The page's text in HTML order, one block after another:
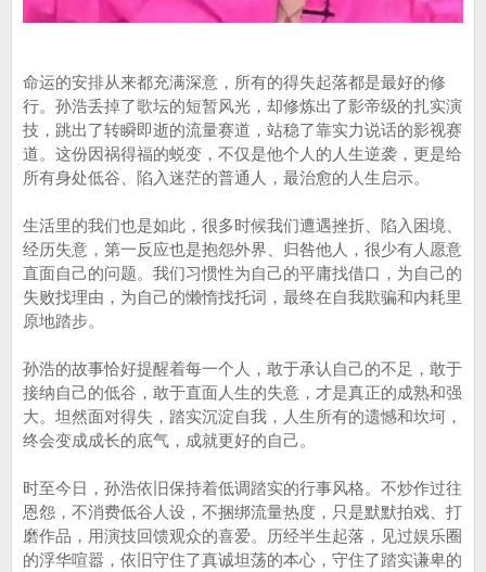
命运的安排从来都充满深意，所有的得失起落都是最好的修
行。孙浩丢掉了歌坛的短暂风光，却修炼出了影帝级的扎实演
技，跳出了转瞬即逝的流量赛道，站稳了靠实力说话的影视赛
道。这份因祸得福的蜕变，不仅是他个人的人生逆袭，更是给
所有身处低谷、陷入迷茫的普通人，最治愈的人生启示。
生活里的我们也是如此，很多时候我们遭遇挫折、陷入困境、
经历失意，第一反应也是抱怨外界、归咎他人，很少有人愿意
直面自己的问题。我们习惯性为自己的平庸找借口，为自己的
失败找理由，为自己的懒惰找托词，最终在自我欺骗和内耗里
原地踏步。
孙浩的故事恰好提醒着每一个人，敢于承认自己的不足，敢于
接纳自己的低谷，敢于直面人生的失意，才是真正的成熟和强
大。坦然面对得失，踏实沉淀自我，人生所有的遗憾和坎坷，
终会变成成长的底气，成就更好的自己。
时至今日，孙浩依旧保持着低调踏实的行事风格。不炒作过往
恩怨，不消费低谷人设，不捆绑流量热度，只是默默拍戏、打
磨作品，用演技回馈观众的喜爱。历经半生起落，见过娱乐圈
的浮华喧嚣，依旧守住了真诚坦荡的本心，守住了踏实谦卑的